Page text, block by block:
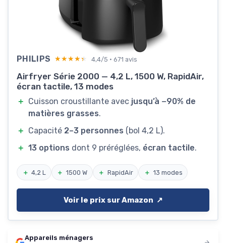
PHILIPS ★★★★★
★★★★★ 4,4/5 · 671 avis
Airfryer Série 2000 — 4,2 L, 1500 W, RapidAir,
écran tactile, 13 modes
＋ Cuisson croustillante avec jusqu’à −90% de
matières grasses.
＋ Capacité 2–3 personnes (bol 4,2 L).
＋ 13 options dont 9 préréglées, écran tactile.
＋ 4,2 L ＋ 1500 W ＋ RapidAir ＋ 13 modes
Voir le prix sur Amazon ↗️
Appareils ménagers